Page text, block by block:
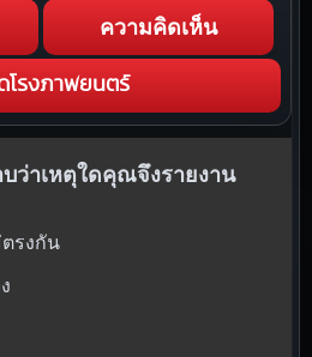
ความคิดเห็น
โรงภาพยนตร์
ว่าเหตุใดคุณจึงรายงาน
รงกัน